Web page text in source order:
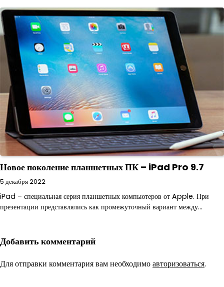
Новое поколение планшетных ПК – iPad Pro 9.7
5 декабря 2022
iPad – специальная серия планшетных компьютеров от Apple. При
презентации представлялись как промежуточный вариант между…
Добавить комментарий
Для отправки комментария вам необходимоавторизоваться.